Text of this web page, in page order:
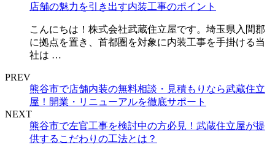
店舗の魅力を引き出す内装工事のポイント
こんにちは！株式会社武蔵住立屋です。埼玉県入間郡
に拠点を置き、首都圏を対象に内装工事を手掛ける当
社は …
PREV
熊谷市で店舗内装の無料相談・見積もりなら武蔵住立
屋！開業・リニューアルを徹底サポート
NEXT
熊谷市で左官工事を検討中の方必見！武蔵住立屋が提
供するこだわりの工法とは？